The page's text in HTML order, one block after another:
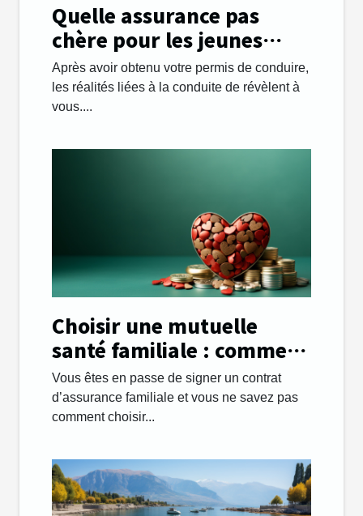
Quelle assurance pas
chère pour les jeunes
automobilistes ?
Après avoir obtenu votre permis de conduire,
les réalités liées à la conduite de révèlent à
vous....
Choisir une mutuelle
santé familiale : comment
s’y prendre ?
Vous êtes en passe de signer un contrat
d’assurance familiale et vous ne savez pas
comment choisir...